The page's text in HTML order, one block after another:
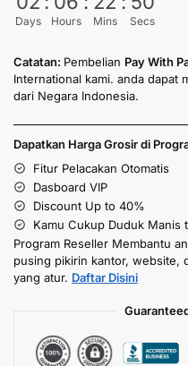
Days Hours Mins Secs
Catatan: Pembelian Pay With
International kami. anda dapat
dari Negara Indonesia.
Dapatkan Harga Grosir di
Fitur Pelacakan Otomatis
Dasboard VIP
Discount Up to 40%
Kamu Cukup Duduk Manis
Program Reseller Membantu
pusing pikirin kantor, website,
yang atur. Daftar Disini